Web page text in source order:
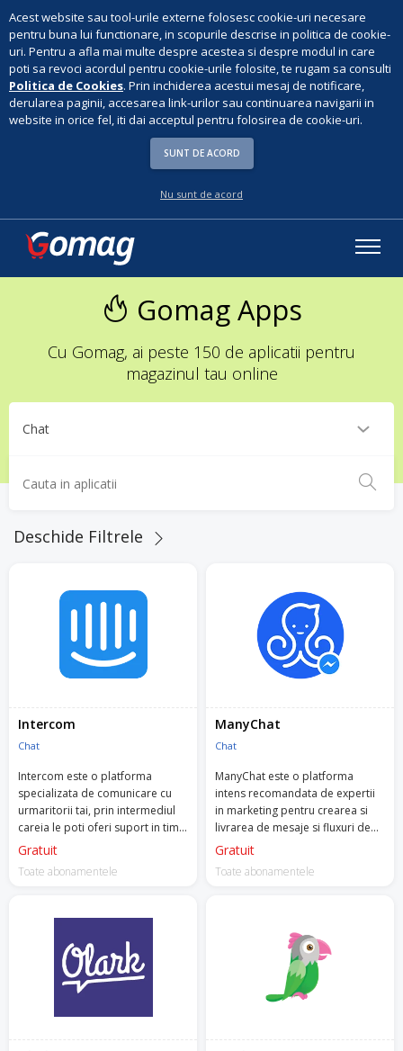
Acest website sau tool-urile externe folosesc cookie-uri necesare
pentru buna lui functionare, in scopurile descrise in politica de cookie-
uri. Pentru a afla mai multe despre acestea si despre modul in care
poti sa revoci acordul pentru cookie-urile folosite, te rugam sa consulti
Politica de Cookies. Prin inchiderea acestui mesaj de notificare,
derularea paginii, accesarea link-urilor sau continuarea navigarii in
website in orice fel, iti dai acceptul pentru folosirea de cookie-uri.
SUNT DE ACORD
Nu sunt de acord
Gomag Apps
Cu Gomag, ai peste 150 de aplicatii pentru
magazinul tau online
Deschide Filtrele
Intercom
Chat
Intercom este o platforma
specializata de comunicare cu
urmaritorii tai, prin intermediul
careia le poti oferi suport in timp
real, prin aplicatie, pe social
Gratuit
Toate abonamentele
ManyChat
Chat
ManyChat este o platforma
intens recomandata de expertii
in marketing pentru crearea si
livrarea de mesaje si fluxuri de
mesaje automatizate, catre
Gratuit
Toate abonamentele